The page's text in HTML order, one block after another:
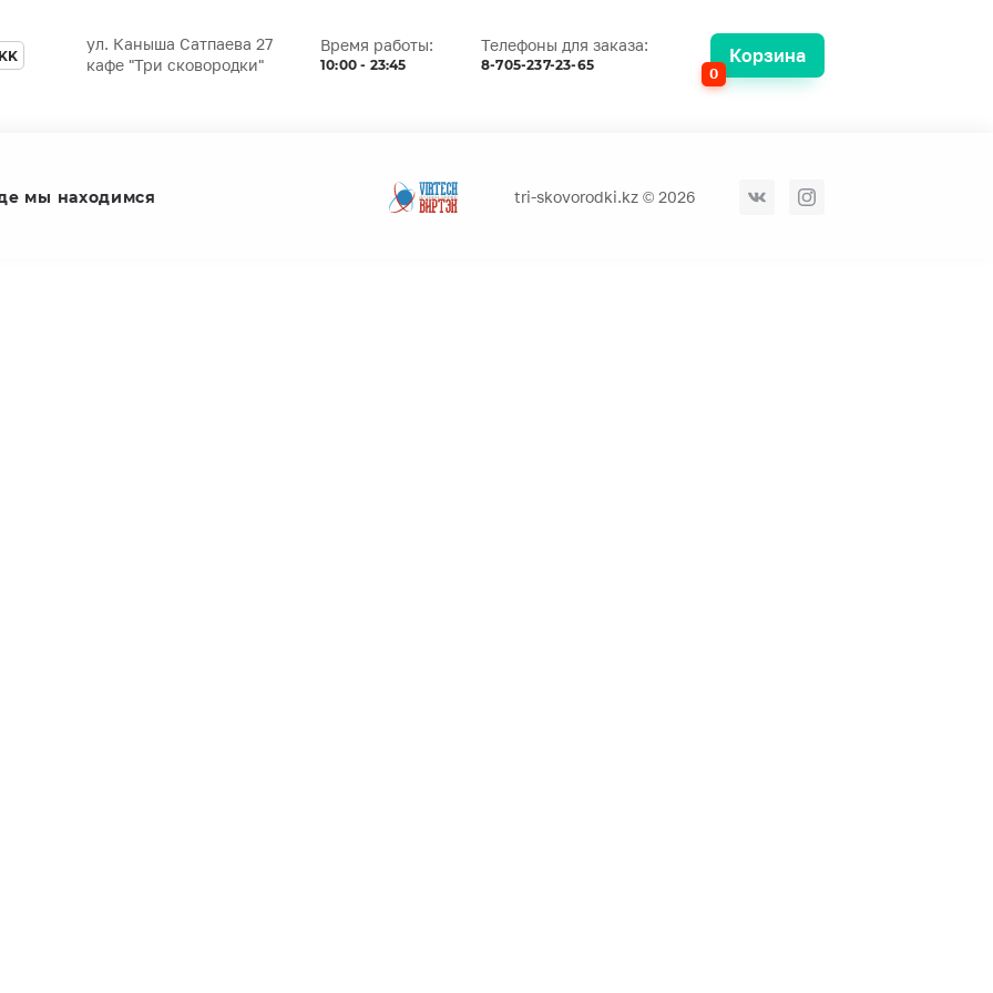
KK
ул. Каныша Сатпаева 27
кафе "Три сковородки"
Время работы:
10:00 - 23:45
Телефоны для заказа:
8-705-237-23-65
Корзина
0
мы находимся tri-skovorodki.kz © 2026